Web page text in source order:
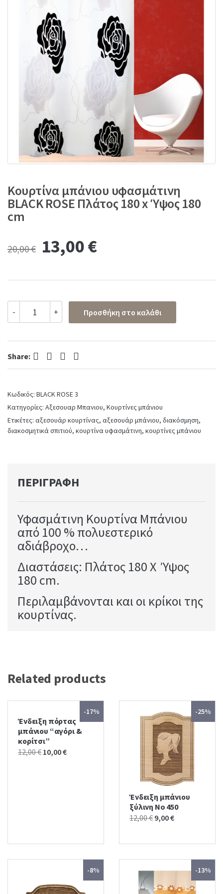
Κουρτίνα μπάνιου υφασμάτινη
BLACK ROSE Πλάτος 180 x Ύψος 180
cm
20,00€ Original
was:
20,00 €.
13,00€Current
is:
13,00 €.
-
μπάνιου
υφασμάτινη
Πλάτος
180
cm
quantity
+ Προσθήκη στο καλάθι
Share: Facebook Twitter Pinterest LinkedIn
Κωδικός: BLACK ROSE 3
Κατηγορίες: Αξεσουαρ Μπανιου, Κουρτίνες μπάνιου
Ετικέτες: αξεσουάρ κουρτίνας, αξεσουάρ μπάνιου, διακόσμηση,
διακοσμητικά σπιτιού, κουρτίνα υφασμάτινη, κουρτίνες μπάνιου
ΠΕΡΙΓΡΑΦΉ
Υφασμάτινη Κουρτίνα Μπάνιου
από 100 % πολυεστερικό
αδιάβροχο…
Διαστάσεις: Πλάτος 180 Χ Ύψος
180 cm.
Περιλαμβάνονται και οι κρίκοι της
κουρτίνας.
Related products
-17%
Ένδειξη πόρτας
μπάνιου “αγόρι &
κορίτσι”
12,00€ Original
10,00€Current
-25%
Ένδειξη μπάνιου
ξύλινη No 450
12,00€ Original
was:
9,00€Current
is:
-8% -13%